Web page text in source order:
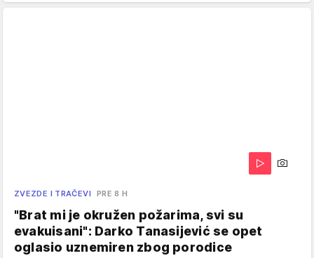
ZVEZDE I TRAČEVI PRE 8 H
"Brat mi je okružen požarima, svi su
evakuisani": Darko Tanasijević se opet
oglasio uznemiren zbog porodice